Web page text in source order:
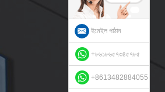
ইমেইল পাঠান
+৮৬১৮৬৫৭৩৪৫৭৮৫
+8613482884055